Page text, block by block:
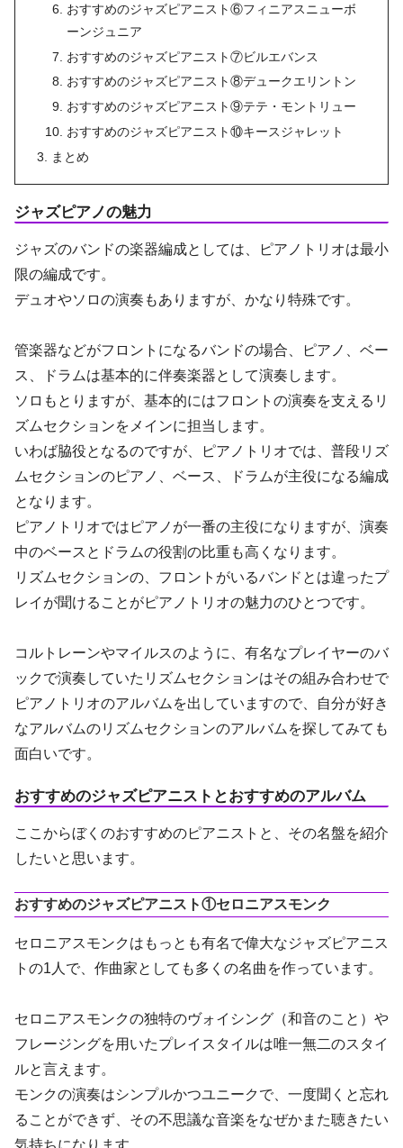
おすすめのジャズピアニスト⑥フィニアスニューボ
ーンジュニア
おすすめのジャズピアニスト⑦ビルエバンス
おすすめのジャズピアニスト⑧デュークエリントン
おすすめのジャズピアニスト⑨テテ・モントリュー
おすすめのジャズピアニスト⑩キースジャレット
まとめ
ジャズピアノの魅力
ジャズのバンドの楽器編成としては、ピアノトリオは最小
限の編成です。
デュオやソロの演奏もありますが、かなり特殊です。
管楽器などがフロントになるバンドの場合、ピアノ、ベー
ス、ドラムは基本的に伴奏楽器として演奏します。
ソロもとりますが、基本的にはフロントの演奏を支えるリ
ズムセクションをメインに担当します。
いわば脇役となるのですが、ピアノトリオでは、普段リズ
ムセクションのピアノ、ベース、ドラムが主役になる編成
となります。
ピアノトリオではピアノが一番の主役になりますが、演奏
中のベースとドラムの役割の比重も高くなります。
リズムセクションの、フロントがいるバンドとは違ったプ
レイが聞けることがピアノトリオの魅力のひとつです。
コルトレーンやマイルスのように、有名なプレイヤーのバ
ックで演奏していたリズムセクションはその組み合わせで
ピアノトリオのアルバムを出していますので、自分が好き
なアルバムのリズムセクションのアルバムを探してみても
面白いです。
おすすめのジャズピアニストとおすすめのアルバム
ここからぼくのおすすめのピアニストと、その名盤を紹介
したいと思います。
おすすめのジャズピアニスト①セロニアスモンク
セロニアスモンクはもっとも有名で偉大なジャズピアニス
トの1人で、作曲家としても多くの名曲を作っています。
セロニアスモンクの独特のヴォイシング（和音のこと）や
フレージングを用いたプレイスタイルは唯一無二のスタイ
ルと言えます。
モンクの演奏はシンプルかつユニークで、一度聞くと忘れ
ることができず、その不思議な音楽をなぜかまた聴きたい